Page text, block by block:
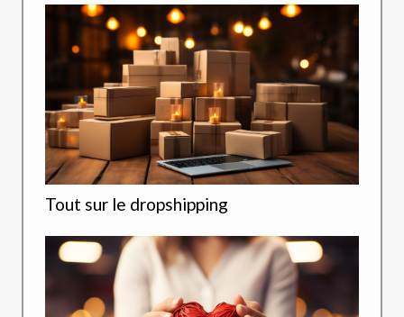
Tout sur le dropshipping